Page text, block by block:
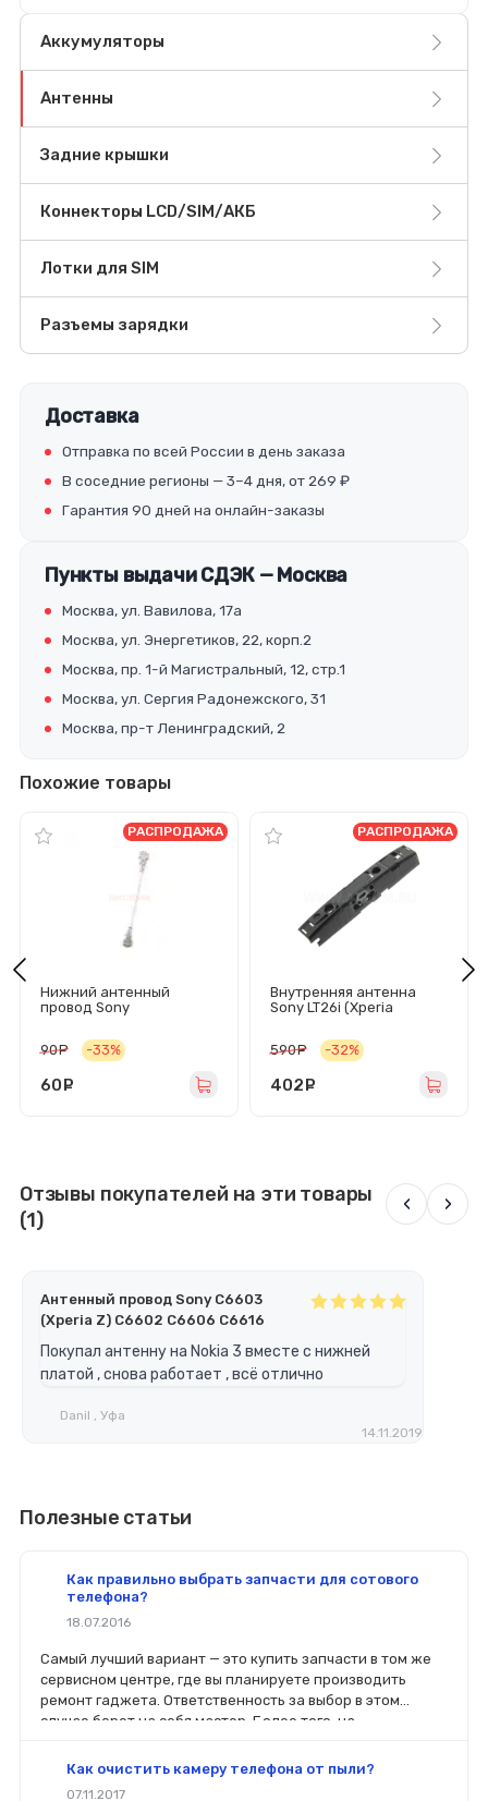
Аккумуляторы
Антенны
Задние крышки
Коннекторы LCD/SIM/АКБ
Лотки для SIM
Разъемы зарядки
Доставка
Отправка по всей России в день заказа
В соседние регионы — 3–4 дня, от 269 ₽
Гарантия 90 дней на онлайн-заказы
Пункты выдачи СДЭК — Москва
Москва, ул. Вавилова, 17а
Москва, ул. Энергетиков, 22, корп.2
Москва, пр. 1-й Магистральный, 12, стр.1
Москва, ул. Сергия Радонежского, 31
Москва, пр-т Ленинградский, 2
Похожие товары
Нижний антенный
провод Sony
РАСПРОДАЖА
90 руб.
-33%
60
Внутренняя антенна
Sony LT26i (Xperia
РАСПРОДАЖА
590 руб.
-32%
402
Отзывы покупателей на эти товары
(1)
‹ ›
Антенный провод Sony C6603
(Xperia Z) C6602 C6606 C6616
Покупал антенну на Nokia 3 вместе с нижней
платой , снова работает , всё отлично
Danil , Уфа
14.11.2019
Полезные статьи
Как правильно выбрать запчасти для сотового
телефона?
18.07.2016
Самый лучший вариант — это купить запчасти в том же
сервисном центре, где вы планируете производить
ремонт гаджета. Ответственность за выбор в этом
случае берет на себя мастер. Более того, на
вы планируете делать ремонт самостоятельно, то выбор
Как очистить камеру телефона от пыли?
07.11.2017